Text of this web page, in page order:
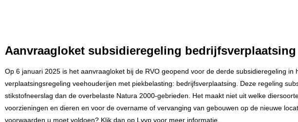
Aanvraagloket subsidieregeling
Op 6 januari 2025 is het aanvraagloket bij de RVO geopend voor de derde subsidieregeling
verplaatsingsregeling veehouderijen met piekbelasting: bedrijfsverplaatsing. Deze regeling
stikstofneerslag dan de overbelaste Natura 2000-gebrieden. Het maakt niet uit welke
voorzieningen en dieren en voor de overname of vervanging van gebouwen op de nieuwe
voorwaarden u moet voldoen? Klik dan op Lvvp voor meer informatie.